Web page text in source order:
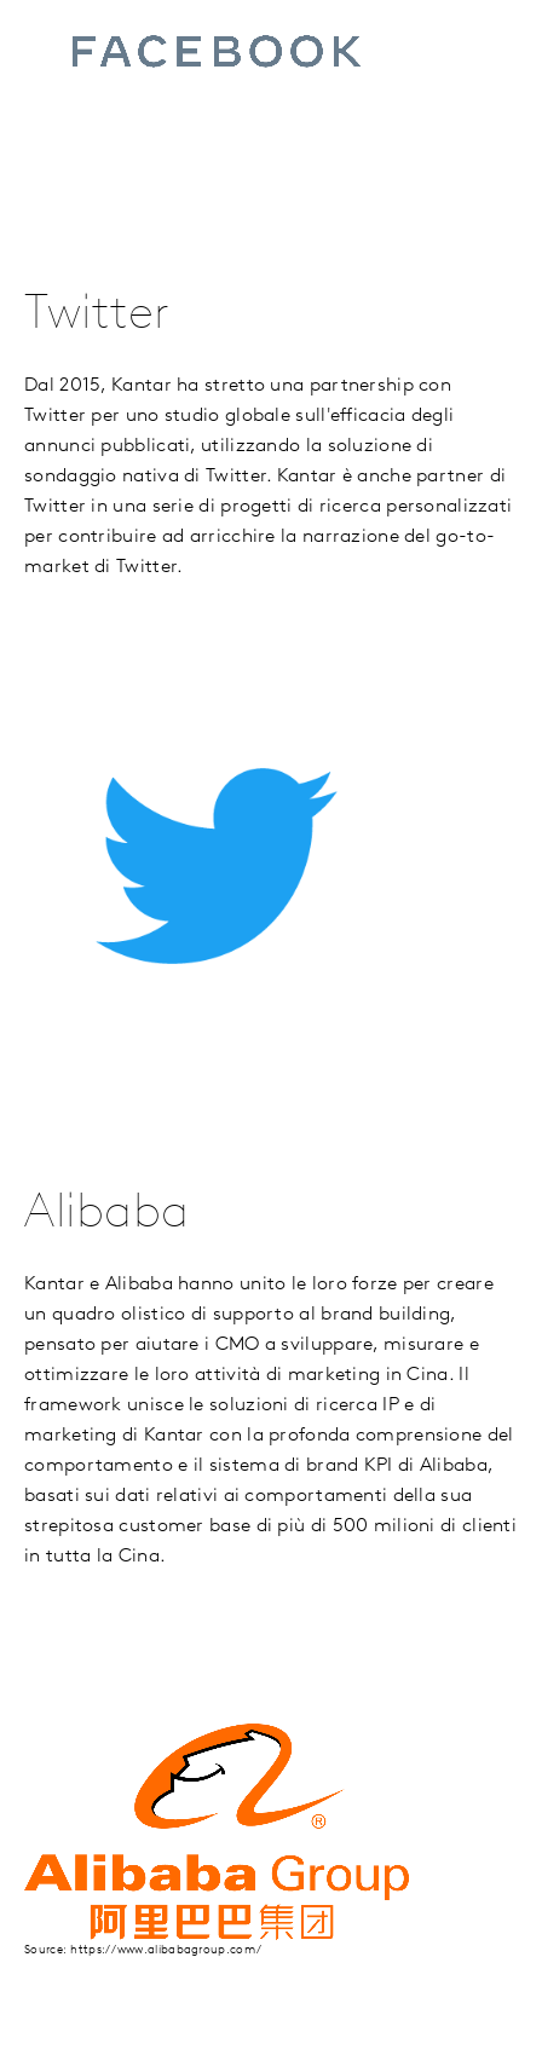
Twitter
Dal 2015, Kantar ha stretto una partnership con
Twitter per uno studio globale sull'efficacia degli
annunci pubblicati, utilizzando la soluzione di
sondaggio nativa di Twitter. Kantar è anche partner di
Twitter in una serie di progetti di ricerca personalizzati
per contribuire ad arricchire la narrazione del go-to-
market di Twitter.
Alibaba
Kantar e Alibaba hanno unito le loro forze per creare
un quadro olistico di supporto al brand building,
pensato per aiutare i CMO a sviluppare, misurare e
ottimizzare le loro attività di marketing in Cina. Il
framework unisce le soluzioni di ricerca IP e di
marketing di Kantar con la profonda comprensione del
comportamento e il sistema di brand KPI di Alibaba,
basati sui dati relativi ai comportamenti della sua
strepitosa customer base di più di 500 milioni di clienti
in tutta la Cina.
Source: https://www.alibabagroup.com/